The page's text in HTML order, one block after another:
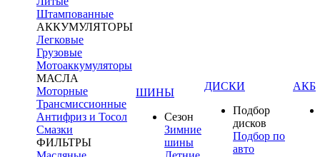
Штампованные
АККУМУЛЯТОРЫ
Легковые
Грузовые
Мотоаккумуляторы
МАСЛА
Моторные
Трансмиссионные
Антифриз и Тосол
Смазки
ФИЛЬТРЫ
ШИНЫ
Сезон
Зимние
шины
ДИСКИ
Подбор
дисков
Подбор по
авто
АКБ